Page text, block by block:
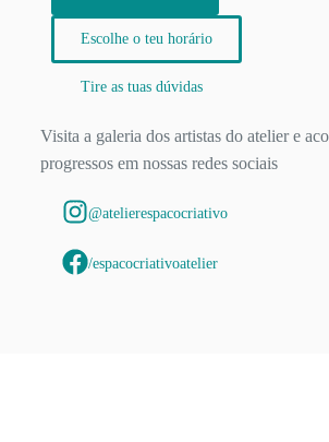
Escolhe o teu horário
Tire as tuas dúvidas
Visita a galeria dos artistas do atelier e
progressos em nossas redes sociais
@atelierespacocriativo
/espacocriativoatelier